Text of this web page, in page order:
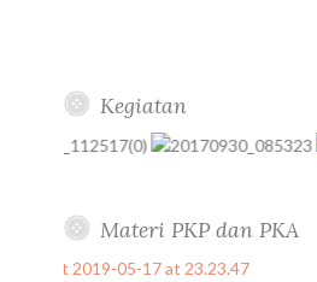
Kegiatan
Materi PKP dan PKA